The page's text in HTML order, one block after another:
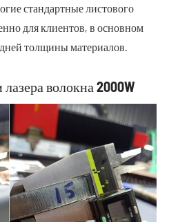
стандартные листового
для клиентов, в основном
толщины материалов.
волокна 2000W